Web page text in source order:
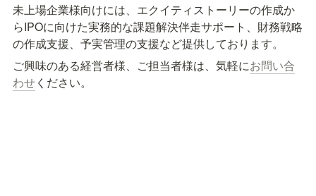
未上場企業様向けには、エクイティストーリーの作成か
らIPOに向けた実務的な課題解決伴走サポート、財務戦略
の作成支援、予実管理の支援など提供しております。
ご興味のある経営者様、ご担当者様は、気軽にお問い合
わせください。